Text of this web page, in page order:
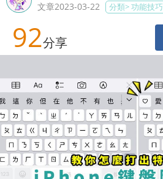
文章2023-03-22
分類>功能技巧
92分享